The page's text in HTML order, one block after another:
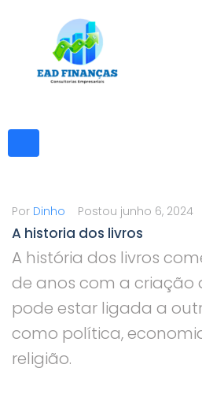
Por Dinho Postou junho 6, 2024
A historia dos livros
A história dos livros
de anos com a criação
pode estar ligada a
como política,
religião.